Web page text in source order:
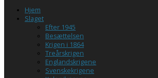
Hjem
Slaget
Efter 1945
Besættelsen
Krigen i 1864
Treårskrigen
Englandskrigene
Svenskekrigene